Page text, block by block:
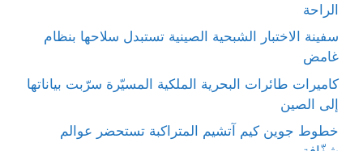
الراحة
سفينة الاختبار الشبحية الصينية تستبدل سلاحها بنظام
غامض
كاميرات طائرات البحرية الملكية المسيّرة سرّبت بياناتها
إلى الصين
خطوط جوين كيم آتشيم المتراكبة تستحضر عوالم